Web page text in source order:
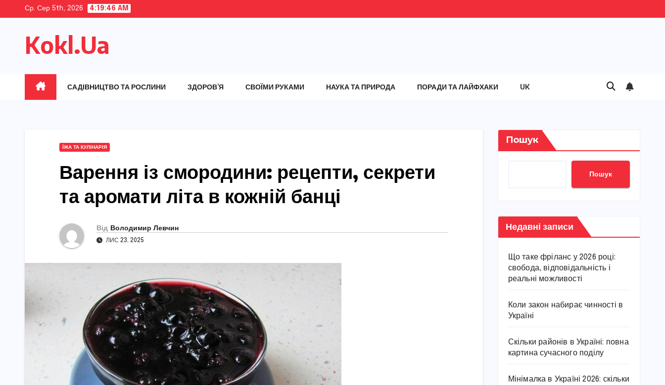
content
Ср. Сер 5th, 2026 4:19:47 AM
Kokl.Ua
САДІВНИЦТВО ТА РОСЛИНИ ЗДОРОВ’Я СВОЇМИ РУКАМИ НАУКА ТА ПРИРОДА ПОРАДИ ТА ЛАЙФХАКИ UK
ЇЖА ТА КУЛІНАРІЯ
Варення із смородини: рецепти, секрети
та аромати літа в кожній банці
Від Володимир Левчин
ЛИС 23, 2025
Пошук
Пошук
Недавні записи
Що таке фріланс у 2026 році:
свобода, відповідальність і
реальні можливості
Коли закон набирає чинності в
Україні
Скільки районів в Україні: повна
картина сучасного поділу
Мінімалка в Україні 2026: скільки